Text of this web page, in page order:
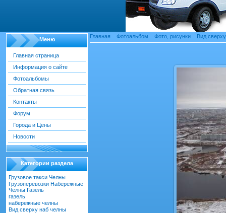
Меню
Главная страница
Информация о сайте
Фотоальбомы
Обратная связь
Контакты
Форум
Города и Цены
Новости
Категории раздела
Грузовое такси Челны
Грузоперевозки Набережные
Челны Газель
газель
набережные челны
Вид сверху наб челны
Главная Фотоальбом Фото, рисунки Вид